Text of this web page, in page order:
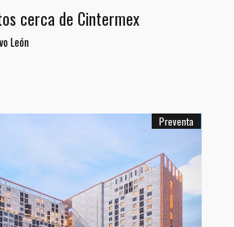
cerca de Cintermex
León
Preventa